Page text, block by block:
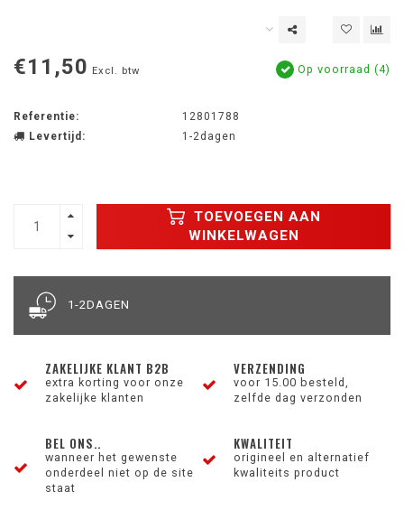
€11,50 Excl. btw Op voorraad (4)
Referentie:
12801788
Levertijd:
1-2dagen
TOEVOEGEN AAN
WINKELWAGEN
1-2DAGEN
ZAKELIJKE KLANT B2B
extra korting voor onze
zakelijke klanten
VERZENDING
voor 15.00 besteld,
zelfde dag verzonden
BEL ONS..
wanneer het gewenste
onderdeel niet op de site
staat
KWALITEIT
origineel en alternatief
kwaliteits product